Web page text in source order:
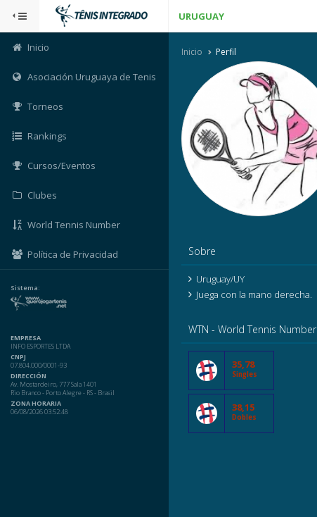
URUGUAY
Inicio
Asociación Uruguaya de Tenis
Torneos
Rankings
Cursos/Eventos
Clubes
World Tennis Number
Política de Privacidad
Sistema:
EMPRESA
INFO ESPORTES LTDA
CNPJ
07.804.000/0001-93
DIRECCIÓN
Av. Mostardeiro, 777 Sala 1401
Rio Branco - Porto Alegre - RS - Brasil
ZONA HORARIA
06/08/2026 03:52:48
Inicio Perfil
Sobre
Uruguay/UY
Juega con la mano derecha.
WTN - World Tennis Number
35,78
Singles
38,15
Dobles